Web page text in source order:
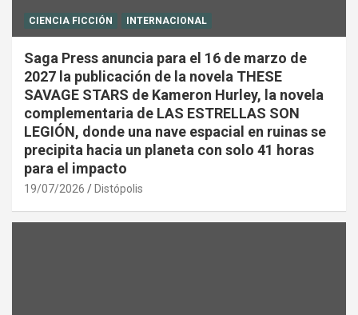
CIENCIA FICCIÓN INTERNACIONAL
Saga Press anuncia para el 16 de marzo de
2027 la publicación de la novela THESE
SAVAGE STARS de Kameron Hurley, la novela
complementaria de LAS ESTRELLAS SON
LEGIÓN, donde una nave espacial en ruinas se
precipita hacia un planeta con solo 41 horas
para el impacto
19/07/2026 Distópolis